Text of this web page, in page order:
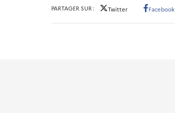
PARTAGER SUR Twitter Facebook